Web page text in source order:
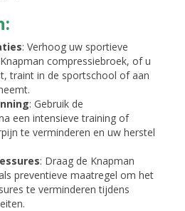
: Verhoog uw sportieve
compressiebroek, of u
traint in de sportschool of aan
: Gebruik de
een intensieve training of
te verminderen en uw herstel
: Draag de Knapman
preventieve maatregel om het
te verminderen tijdens